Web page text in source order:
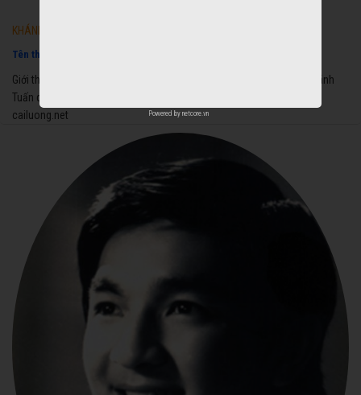
KHÁNH TUẤN
Tên thật:
Giới thiệu về tiểu sự, sự nghiệp và cuộc đời của nghệ sĩ cải lương Khánh
Tuấn qua thông tin được tìm kiếm và cập nhật mới nhật 2018 từ
cailuong.net
Powered by netcore.vn